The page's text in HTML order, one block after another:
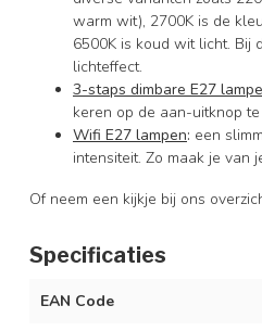
warm wit), 2700K is de
6500K is koud wit licht. Bij
lichteffect.
3-staps dimbare E27
keren op de aan-uitknop
Wifi E27 lampen: een
intensiteit. Zo maak je van
Of neem een kijkje bij ons
Specificaties
EAN Code